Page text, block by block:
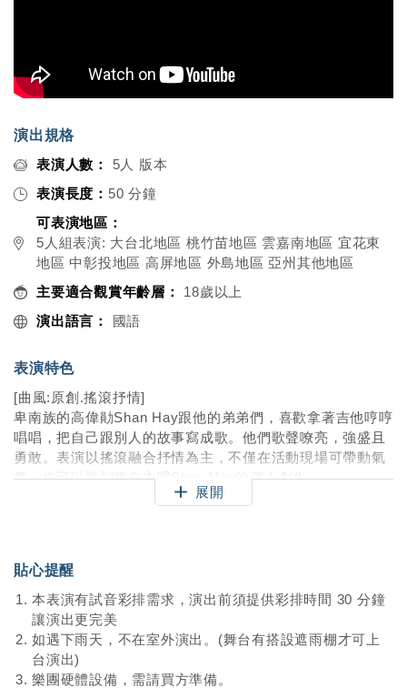
演出規格
表演人數：
5人 版本
表演長度： 50 分鐘
可表演地區：
5人組表演: 大台北地區 桃竹苗地區 雲嘉南地區 宜花東
地區 中彰投地區 高屏地區 外島地區 亞州其他地區
主要適合觀賞年齡層：
18歲以上
演出語言：
國語
表演特色
[曲風:原創.搖滾抒情]
卑南族的高偉勛Shan Hay跟他的弟弟們，喜歡拿著吉他哼哼
唱唱，把自己跟別人的故事寫成歌。他們歌聲嘹亮，強盛且
勇敢。表演以搖滾融合抒情為主，不僅在活動現場可帶動氣
氛，也可以聽到來自主唱Shay Hay的個人創作。
選歌單。歌曲包含自創歌曲及指定知名口水歌。
B:25分鐘+25分鐘
一次安排25分鐘演出，包含5首歌曲，確確認敲表演後可私
訊選歌單。歌曲包含自創歌曲及指定知名口水歌。
展開
貼心提醒
本表演有試音彩排需求，演出前須提供彩排時間 30 分鐘
讓演出更完美
如遇下雨天，不在室外演出。(舞台有搭設遮雨棚才可上
台演出)
樂團硬體設備，需請買方準備。